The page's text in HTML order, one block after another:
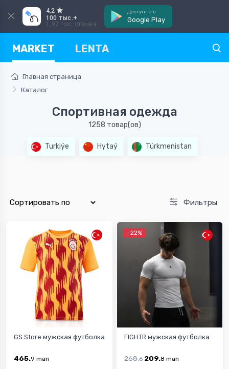
4,2
100 тыс.+
1,92 тыс. отзыва
Доступно в
Google Play
MARKET LENTA
Главная страница
Каталог
Спортивная одежда
1258 товар(ов)
Turkiýe Hytaý Türkmenistan
Фильтры
GS Store мужская футболка
465.9 man
-22%
FIGHTR мужская футболка
268.6 209.8 man